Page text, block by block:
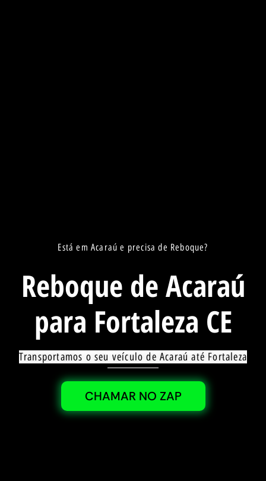
Está em Acaraú e precisa de Reboque?
Reboque de Acaraú
para Fortaleza CE
Transportamos o seu veículo de Acaraú até Fortaleza
CHAMAR NO ZAP